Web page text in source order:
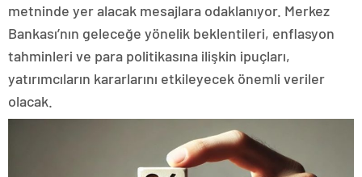
metninde yer alacak mesajlara odaklanıyor. Merkez
Bankası’nın geleceğe yönelik beklentileri, enflasyon
tahminleri ve para politikasına ilişkin ipuçları,
yatırımcıların kararlarını etkileyecek önemli veriler
olacak.